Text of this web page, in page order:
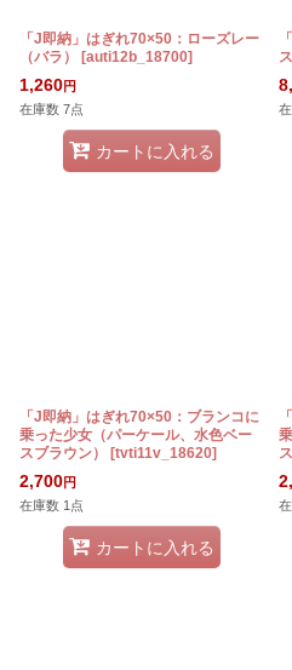
「J即納」はぎれ70×50：ローズレー
（バラ）
[auti12b_18700]
1,260円
在庫数 7点
カートに入れる
「J即納」はぎれ70×50：ブランコに
乗った少女（パーケール、水色ベー
スブラウン）
[tvti11v_18620]
2,700円
在庫数 1点
カートに入れる